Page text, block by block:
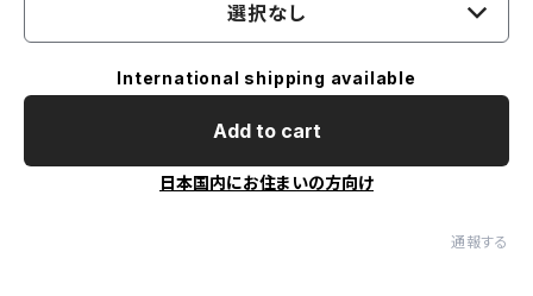
選択なし
International shipping available
Add to cart
日本国内にお住まいの方向け
通報する